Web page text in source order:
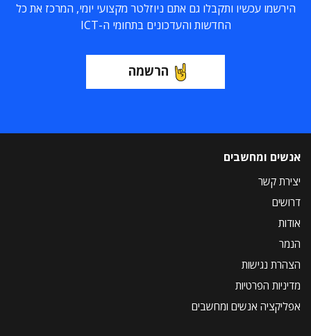
הירשמו עכשיו ותקבלו גם אתם ניוזלטר מקצועי יומי, המרכז את כל
החדשות והעדכונים בתחומי ה-ICT
הרשמה
אנשים ומחשבים
יצירת קשר
דרושים
אודות
הנמר
הצהרת נגישות
מדיניות הפרטיות
אפליקציה אנשים ומחשבים